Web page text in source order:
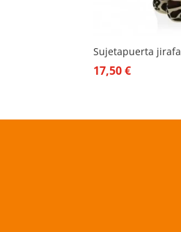
Sujetapuerta jirafa
17,50€